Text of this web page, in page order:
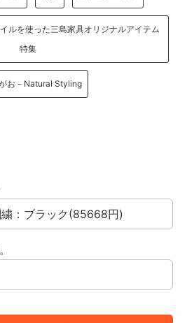
ルを使った三島家具オリジナルアイテム
特集
お－Natural Styling